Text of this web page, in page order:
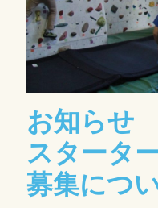
お知らせ
スタータ
募集につ